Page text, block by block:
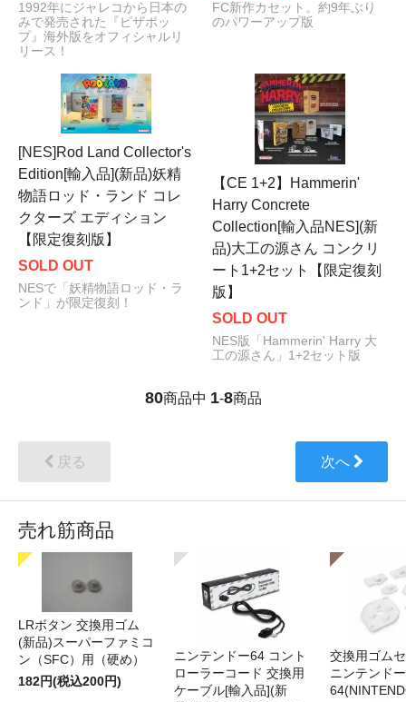
1992年にジャレコから日本の
みで発売された『ピザポッ
プ』海外版をオフィシャルリ
リース！
FC新作カセット。約9年ぶり
のパワーアップ版
[NES]Rod Land Collector's
Edition[輸入品](新品)妖精
物語ロッド・ランド コレ
クターズ エディション
【限定復刻版】
SOLD OUT
NESで「妖精物語ロッド・ラ
ンド」が限定復刻！
【CE 1+2】Hammerin'
Harry Concrete
Collection[輸入品NES](新
品)大工の源さん コンクリ
ート1+2セット【限定復刻
版】
SOLD OUT
NES版「Hammerin' Harry 大
工の源さん」1+2セット版
80商品中 1-8商品
戻る 次へ
売れ筋商品
LRボタン 交換用ゴム
(新品)スーパーファミコ
ン（SFC）用（硬め）
182円(税込200円)
ニンテンドー64 コント
ローラーコード 交換用
ケーブル[輸入品](新
交換用ゴム
ニンテンドー